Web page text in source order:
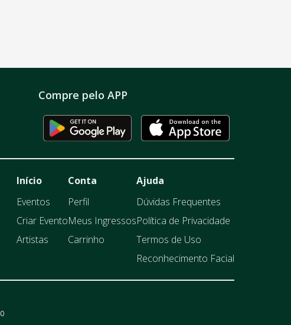
Compre pelo APP
Início
Eventos
Criar Evento
Artistas
Conta
Perfil
Meus Ingressos
Carrinho
Ajuda
Dúvidas Frequentes
Política de Privacidade
Termos de Uso
Reconhecimento Facial